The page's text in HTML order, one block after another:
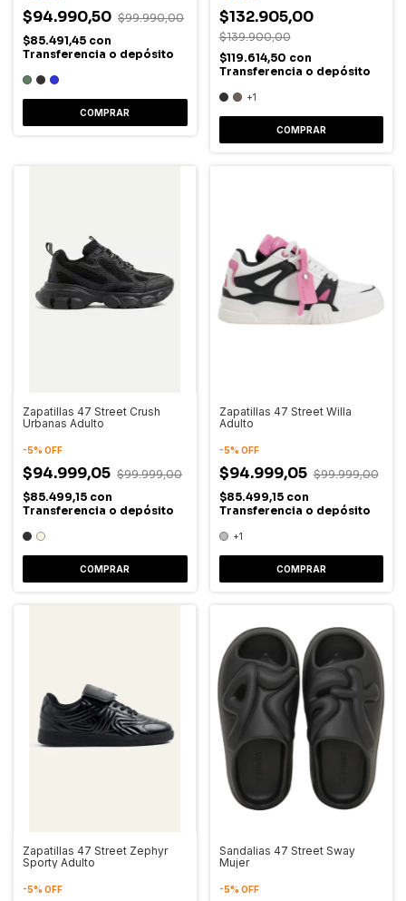
$94.990,50 $99.990,00
$85.491,45 con
Transferencia o depósito
COMPRAR
$132.905,00
$139.900,00
$119.614,50 con
Transferencia o depósito
+1
COMPRAR
Zapatillas 47 Street Crush
Urbanas Adulto
-5% OFF
$94.999,05 $99.999,00
$85.499,15 con
Transferencia o depósito
COMPRAR
Zapatillas 47 Street Willa
Adulto
-5% OFF
$94.999,05 $99.999,00
$85.499,15 con
Transferencia o depósito
+1
COMPRAR
Zapatillas 47 Street Zephyr
Sporty Adulto
-5% OFF
Sandalias 47 Street Sway
Mujer
-5% OFF